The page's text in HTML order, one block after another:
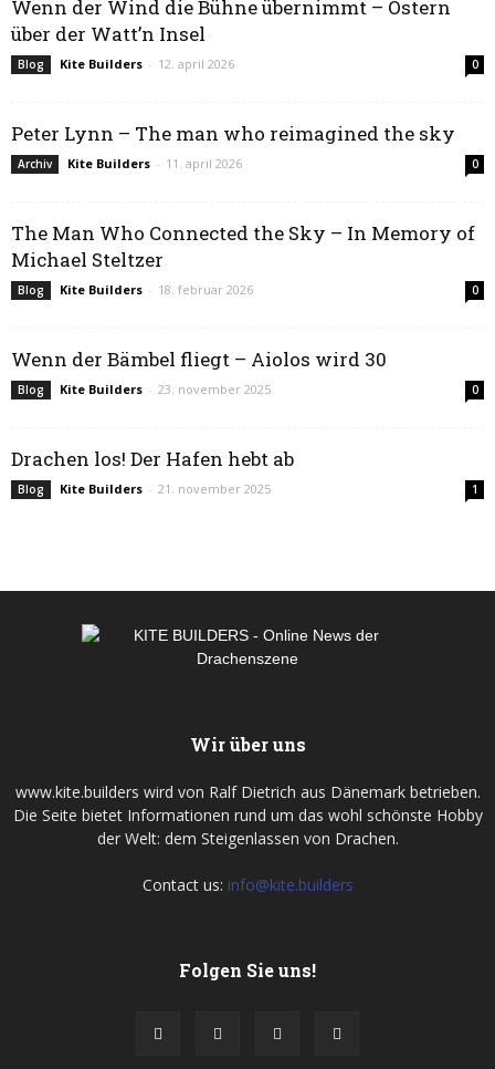
Wenn der Wind die Bühne übernimmt – Ostern
über der Watt’n Insel
Blog Kite Builders - 12. april 2026 0
Peter Lynn – The man who reimagined the sky
Archiv Kite Builders - 11. april 2026 0
The Man Who Connected the Sky – In Memory of
Michael Steltzer
Blog Kite Builders - 18. februar 2026 0
Wenn der Bämbel fliegt – Aiolos wird 30
Blog Kite Builders - 23. november 2025 0
Drachen los! Der Hafen hebt ab
Blog Kite Builders - 21. november 2025 1
Wir über uns
www.kite.builders wird von Ralf Dietrich aus Dänemark betrieben.
Die Seite bietet Informationen rund um das wohl schönste Hobby
der Welt: dem Steigenlassen von Drachen.
Contact us: info@kite.builders
Folgen Sie uns!